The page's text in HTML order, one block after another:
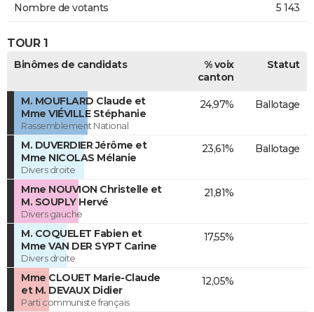
Nombre de votants 5 143
TOUR 1
Binômes de candidats
% voix
canton
Statut
M. MOUFLARD Claude et
Mme VIÉVILLE Stéphanie
Rassemblement National
24,97% Ballotage
M. DUVERDIER Jérôme et
Mme NICOLAS Mélanie
Divers droite
23,61% Ballotage
Mme NOUVION Christelle et
M. SOUPLY Hervé
Divers gauche
21,81%
M. COQUELET Fabien et
Mme VAN DER SYPT Carine
Divers droite
17,55%
Mme CLOUET Marie-Claude
et M. DEVAUX Didier
Parti communiste français
12,05%